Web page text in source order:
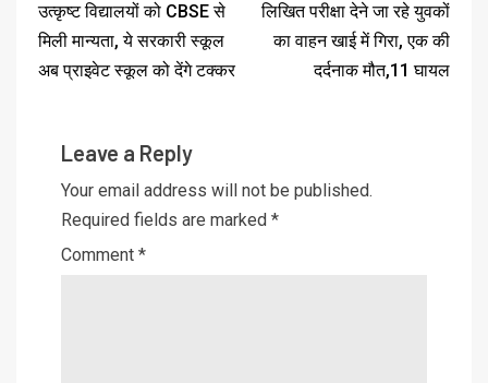
उत्कृष्ट विद्यालयों को CBSE से
मिली मान्यता, ये सरकारी स्कूल
अब प्राइवेट स्कूल को देंगे टक्कर
लिखित परीक्षा देने जा रहे युवकों
का वाहन खाई में गिरा, एक की
दर्दनाक मौत,11 घायल
Leave a Reply
Your email address will not be published.
Required fields are marked *
Comment *